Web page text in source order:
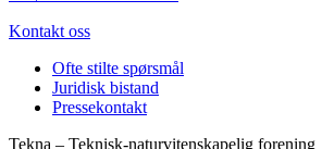
Kontakt oss
Ofte stilte spørsmål
Juridisk bistand
Pressekontakt
Tekna – Teknisk-naturvitenskapelig forening